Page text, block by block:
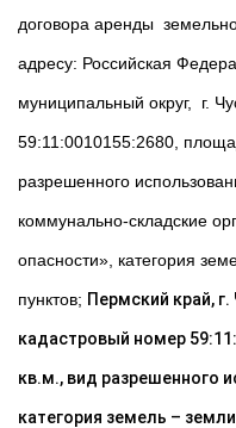
договора аренды
адресу: Российская
муниципальный округ, г.
59:11:0010155:2680,
разрешенного
коммунально-складские
опасности», категория
пунктов; Пермский край,
кадастровый номер
кв.м., вид разрешенного
категория земель –